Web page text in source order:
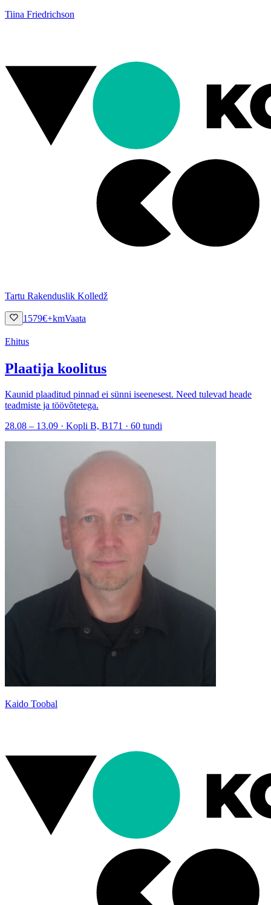
Tiina Friedrichson
Tartu Rakenduslik Kolledž
1579€+kmVaata
Ehitus
Plaatija koolitus
Kaunid plaaditud pinnad ei sünni iseenesest. Need tulevad heade
teadmiste ja töövõtetega.
28.08 – 13.09 · Kopli B, B171 · 60 tundi
Kaido Toobal